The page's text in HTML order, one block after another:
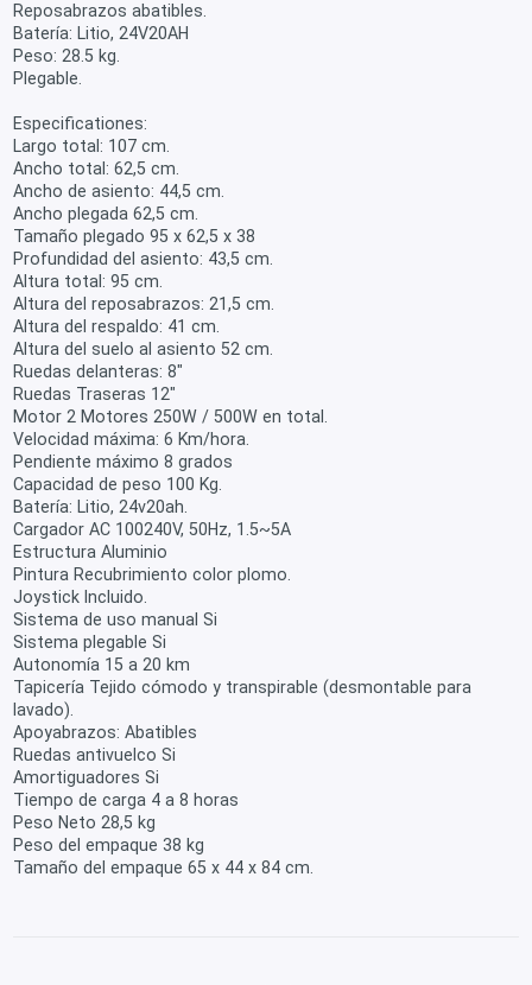
Reposabrazos abatibles.
Batería: Litio, 24V20AH
Peso: 28.5 kg.
Plegable.
Especificationes:
Largo total: 107 cm.
Ancho total: 62,5 cm.
Ancho de asiento: 44,5 cm.
Ancho plegada 62,5 cm.
Tamaño plegado 95 x 62,5 x 38
Profundidad del asiento: 43,5 cm.
Altura total: 95 cm.
Altura del reposabrazos: 21,5 cm.
Altura del respaldo: 41 cm.
Altura del suelo al asiento 52 cm.
Ruedas delanteras: 8"
Ruedas Traseras 12"
Motor 2 Motores 250W / 500W en total.
Velocidad máxima: 6 Km/hora.
Pendiente máximo 8 grados
Capacidad de peso 100 Kg.
Batería: Litio, 24v20ah.
Cargador AC 100240V, 50Hz, 1.5~5A
Estructura Aluminio
Pintura Recubrimiento color plomo.
Joystick Incluido.
Sistema de uso manual Si
Sistema plegable Si
Autonomía 15 a 20 km
Tapicería Tejido cómodo y transpirable (desmontable para
lavado).
Apoyabrazos: Abatibles
Ruedas antivuelco Si
Amortiguadores Si
Tiempo de carga 4 a 8 horas
Peso Neto 28,5 kg
Peso del empaque 38 kg
Tamaño del empaque 65 x 44 x 84 cm.